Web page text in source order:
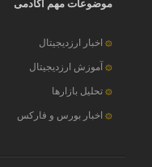
موضوعات مهم آکادمی
اخبار ارزدیجیتال
آموزش ارزدیجیتال
تحلیل بازارها
اخبار بورس و فارکس